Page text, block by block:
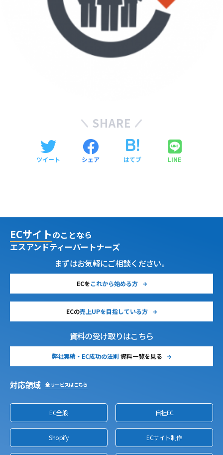
SHARE
ツイート シェア はてブ LINE
ECサイトのことなら
エスアンドティーパートナーズ
まずはお気軽にご相談ください。
ECをこれから始める方
ECの売上UPを目指している方
資料の受け取りはこちら
弊社実績・EC成功の法則 資料一覧を見る
対応領域 全サービスはこちら
EC全般 自社EC
Shopify ECサイト制作